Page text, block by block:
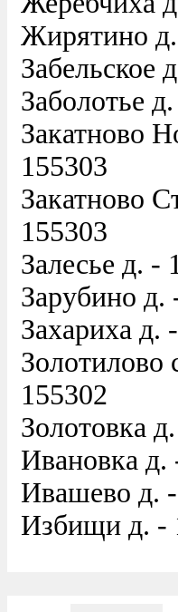
Жирятино
Забельское
Заболотье
Закатново
155303
Закатново
155303
Залесье д. -
Зарубино д.
Захариха д.
Золотилово
155302
Золотовка
Ивановка д.
Ивашево д.
Избищи д. -